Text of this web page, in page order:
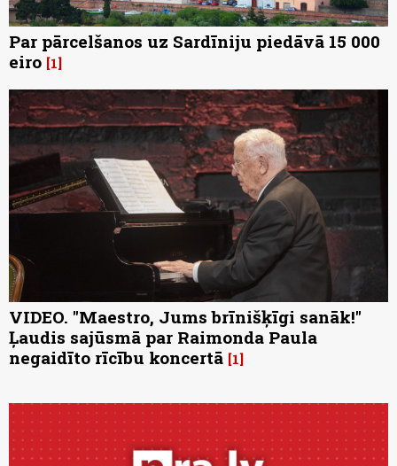
Par pārcelšanos uz Sardīniju piedāvā 15 000
eiro 1
VIDEO. "Maestro, Jums brīnišķīgi sanāk!"
Ļaudis sajūsmā par Raimonda Paula
negaidīto rīcību koncertā 1